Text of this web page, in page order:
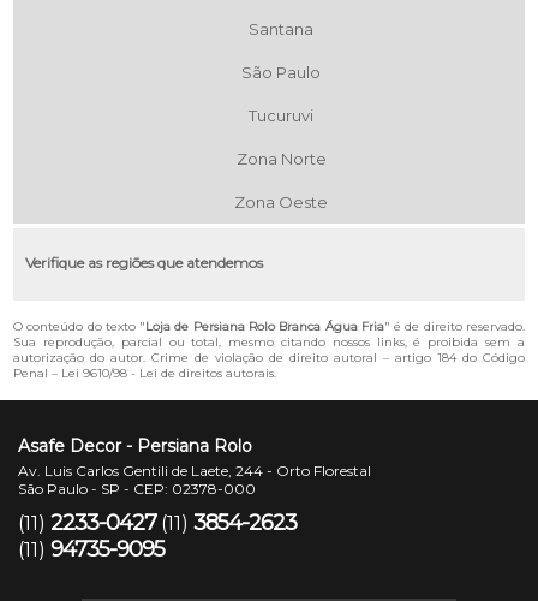
Santana
São Paulo
Tucuruvi
Zona Norte
Zona Oeste
Verifique as regiões que atendemos
O conteúdo do texto "Loja de Persiana Rolo Branca Água Fria" é de direito reservado.
Sua reprodução, parcial ou total, mesmo citando nossos links, é proibida sem a
autorização do autor. Crime de violação de direito autoral – artigo 184 do Código
Penal – Lei 9610/98 - Lei de direitos autorais.
Asafe Decor - Persiana Rolo
Av. Luis Carlos Gentili de Laete, 244 - Orto Florestal
São Paulo - SP - CEP: 02378-000
(11) 2233-0427 (11) 3854-2623
(11) 94735-9095